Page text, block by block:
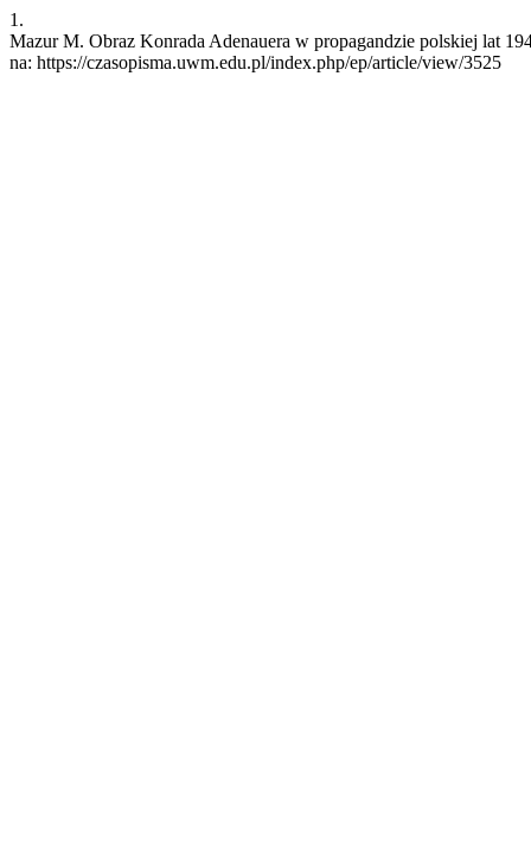
1.
Mazur M. Obraz Konrada Adenauera w propagandzie polskiej lat
na: https://czasopisma.uwm.edu.pl/index.php/ep/article/view/3525